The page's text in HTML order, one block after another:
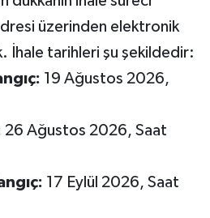
üzerinden elektronik
İhale tarihleri şu şekildedir:
19 Ağustos 2026,
26 Ağustos 2026, Saat
17 Eylül 2026, Saat